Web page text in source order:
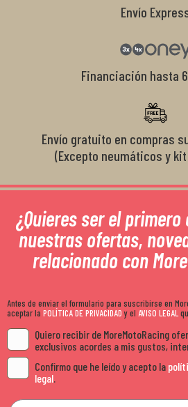
Envío
Financiación hasta
Envío gratuito en compras
(Excepto neumáticos y
¿Quieres ser el
nuestras ofertas,
relacionado con
Antes de enviar el formulario para suscribirse en
aceptar la POLÍTICA DE PRIVACIDADy el AVISO LEGAL
Quiero recibir de MoreMotoRacing
exclusivos acordes a mis gustos,
Confirmo que he leído y acepto la
legal